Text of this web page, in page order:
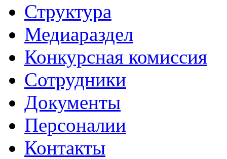
Структура
Медиараздел
Конкурсная комиссия
Сотрудники
Документы
Персоналии
Контакты